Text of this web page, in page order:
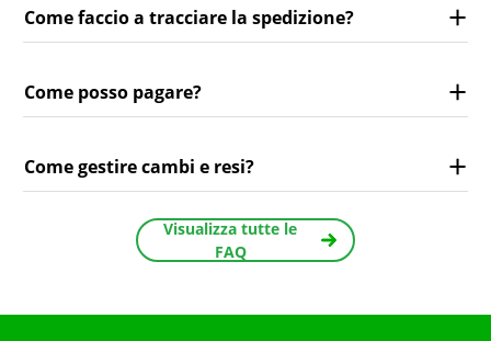
Come faccio a tracciare la spedizione?
Come posso pagare?
Come gestire cambi e resi?
Visualizza tutte le
FAQ